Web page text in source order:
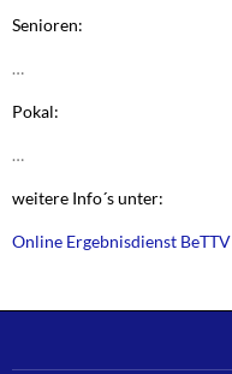
Senioren:
…
Pokal:
…
weitere Info´s unter:
Online Ergebnisdienst BeTTV